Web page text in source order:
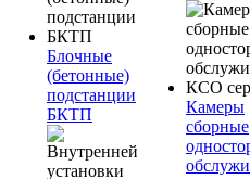
Блочные
(бетонные)
подстанции
БКТП
Камеры
сборные